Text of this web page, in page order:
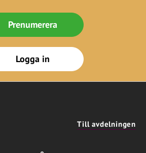
Prenumerera
Logga in
Till avdelningen